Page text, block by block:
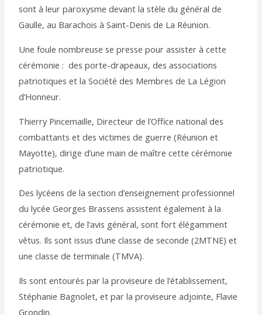
sont à leur paroxysme devant la stèle du général de
Gaulle, au Barachois à Saint-Denis de La Réunion.
Une foule nombreuse se presse pour assister à cette
cérémonie : des porte-drapeaux, des associations
patriotiques et la Société des Membres de La Légion
d’Honneur.
Thierry Pincemaille, Directeur de l’Office national des
combattants et des victimes de guerre (Réunion et
Mayotte), dirige d’une main de maître cette cérémonie
patriotique.
Des lycéens de la section d’enseignement professionnel
du lycée Georges Brassens assistent également à la
cérémonie et, de l’avis général, sont fort élégamment
vêtus. Ils sont issus d’une classe de seconde (2MTNE) et
une classe de terminale (TMVA).
Ils sont entourés par la proviseure de l’établissement,
Stéphanie Bagnolet, et par la proviseure adjointe, Flavie
Grondin.